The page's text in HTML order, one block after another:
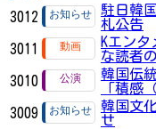
3012
駐日韓
札公告
3011
Kエン
な読者
3010
韓国伝
「積感
3009
韓国文
せ